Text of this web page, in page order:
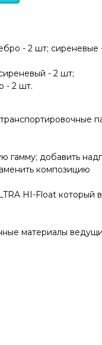
- 2 шт; сиреневые
- 2 шт;
- 2 шт.
гамму; добавить
композицию
HI-Float который в
материалы